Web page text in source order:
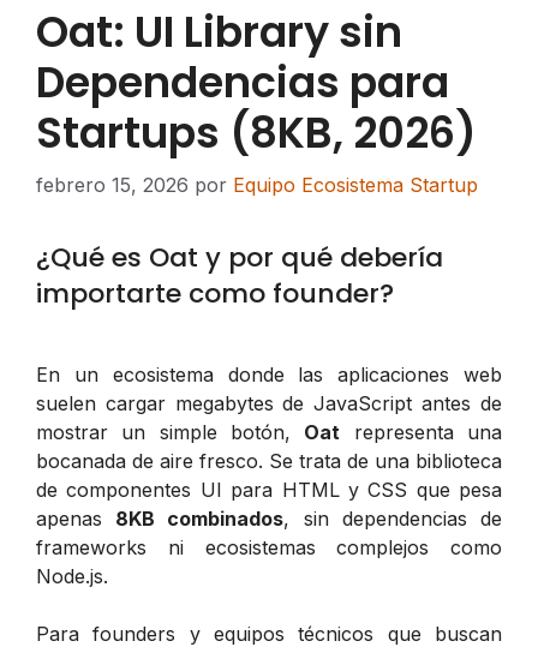
Oat: UI Library sin
Dependencias para
Startups (8KB, 2026)
febrero 15, 2026 por Equipo Ecosistema Startup
¿Qué es Oat y por qué debería
importarte como founder?
En un ecosistema donde las aplicaciones web
suelen cargar megabytes de JavaScript antes de
mostrar un simple botón, Oat representa una
bocanada de aire fresco. Se trata de una biblioteca
de componentes UI para HTML y CSS que pesa
apenas 8KB combinados, sin dependencias de
frameworks ni ecosistemas complejos como
Node.js.
Para founders y equipos técnicos que buscan